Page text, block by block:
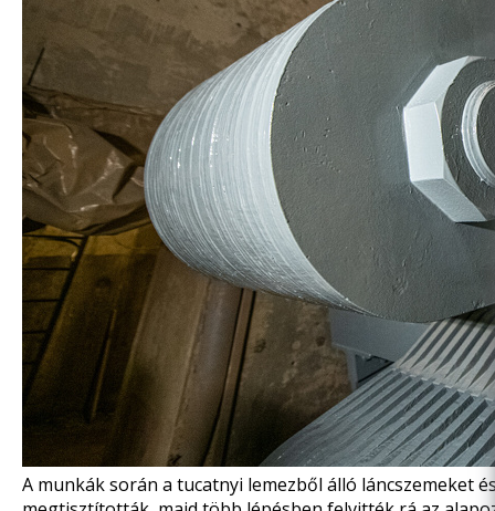
A munkák során a tucatnyi lemezből álló láncszemeket